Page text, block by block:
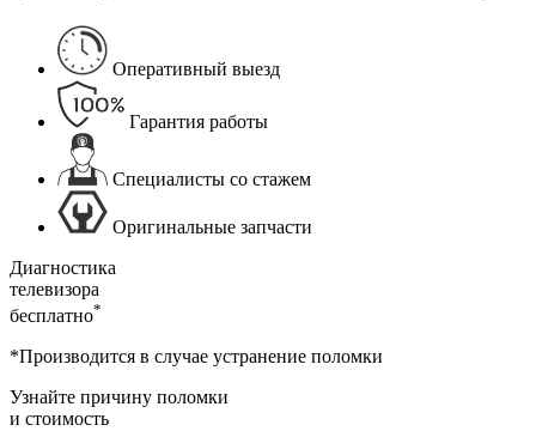
Оперативный выезд
Гарантия работы
Специалисты со стажем
Оригинальные запчасти
Диагностика
телевизора
бесплатно*
*Производится в случае устранение поломки
Узнайте причину поломки
и стоимость